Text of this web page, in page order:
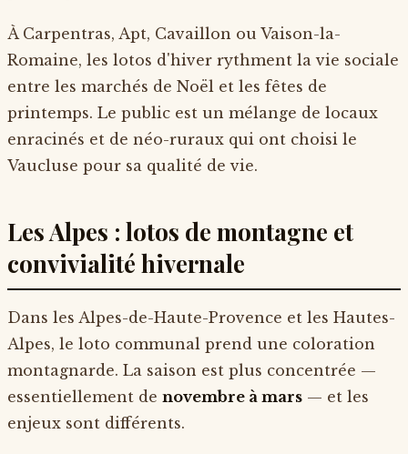
À Carpentras, Apt, Cavaillon ou Vaison-la-
Romaine, les lotos d'hiver rythment la vie sociale
entre les marchés de Noël et les fêtes de
printemps. Le public est un mélange de locaux
enracinés et de néo-ruraux qui ont choisi le
Vaucluse pour sa qualité de vie.
Les Alpes : lotos de montagne et
convivialité hivernale
Dans les Alpes-de-Haute-Provence et les Hautes-
Alpes, le loto communal prend une coloration
montagnarde. La saison est plus concentrée —
essentiellement de novembre à mars — et les
enjeux sont différents.